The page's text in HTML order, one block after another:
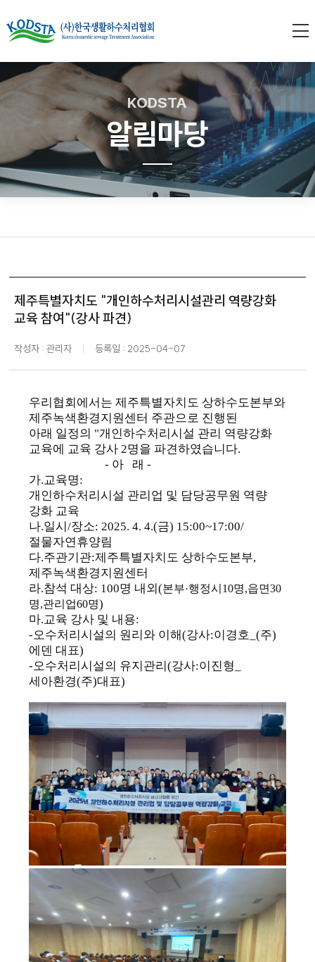
KODSTA
알림마당
제주특별자치도 "개인하수처리시설관리 역량강화
교육 참여"(강사 파견)
작성자 : 관리자 등록일 : 2025-04-07
우리협회에서는 제주특별자치도 상하수도본부와
제주녹색환경지원센터 주관으로 진행된
아래 일정의 "개인하수처리시설 관리 역량강화
교육에 교육 강사 2명을 파견하였습니다.
- 아 래 -
가.교육명:
개인하수처리시설 관리업 및 담당공무원 역량
강화 교육
나.일시/장소: 2025. 4. 4.(금) 15:00~17:00/
절물자연휴양림
다.주관기관:제주특별자치도 상하수도본부,
제주녹색환경지원센터
라.참석 대상: 100명 내외(본부·행정시 10명,읍면30
명,관리업60명)
마.교육 강사 및 내용:
-오수처리시설의 원리와 이해(강사:이경호 _(주)
에덴 대표)
-오수처리시설의 유지관리(강사:이진형
세아환경(주)대표)